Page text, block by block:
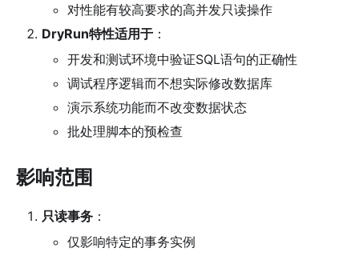
对性能有较高要求的高并发只读操作
DryRun特性适用于 ：
开发和测试环境中验证SQL语句的正确性
调试程序逻辑而不想实际修改数据库
演示系统功能而不改变数据状态
批处理脚本的预检查
影响范围
只读事务 ：
仅影响特定的事务实例